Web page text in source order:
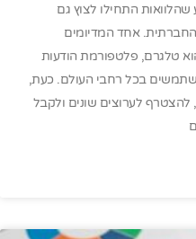
שהלוואות התחילו לצוץ גם
אחד המדיומים
טלגרם, פלטפורמת הודעות
בכל רחבי העולם. כעת,
לערוצים שונים ולקבל